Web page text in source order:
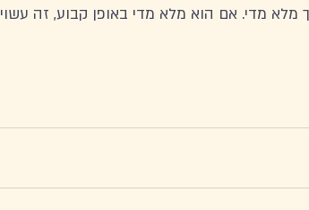
מדי. אם הוא מלא מדי באופן קבוע, זה עשוי